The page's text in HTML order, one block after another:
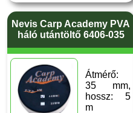
Nevis Carp Academy PVA
háló utántöltő 6406-035
Átmérő:
35 mm,
hossz: 5
m